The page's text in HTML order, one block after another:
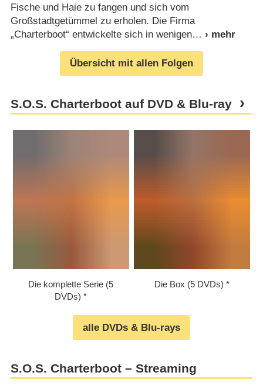
Fische und Haie zu fangen und sich vom
Großstadtgetümmel zu erholen. Die Firma
„Charterboot“ entwickelte sich in wenigen
Übersicht mit allen Folgen
S.O.S. Charterboot auf DVD & Blu-ray
Die komplette Serie (5
DVDs)
Die Box (5 DVDs)
alle DVDs & Blu-rays
S.O.S. Charterboot – Streaming